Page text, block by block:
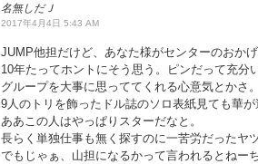
名無しだＪ
2017年4月4日 5:43 AM
JUMP他担だけど、あなた様がセンターのおかげ
10年たってホントにそう思う。ピンだって充分
グループを大事に思っててくれる心意気とかさ。
9人のトリを飾ったドル誌のソロ表紙見ても華が
ああこの人はやっぱりスターだなと。
長らく単独仕事も無く探すのに一苦労だったヤ
でもじゃぁ、山担になるかって言われるとねー